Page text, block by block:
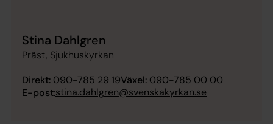
Stina Dahlgren
Präst, Sjukhuskyrkan
Direkt: 090-785 29 19Växel: 090-785 00 00
E-post:stina.dahlgren@svenskakyrkan.se